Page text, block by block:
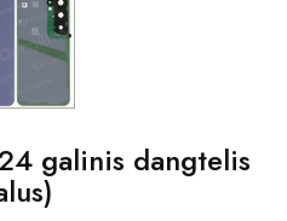
galinis dangtelis